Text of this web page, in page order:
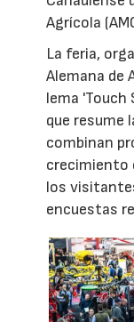
Agrícola
La feria,
Alemana de
lema
que resume
combinan
crecimiento
los
encuestas